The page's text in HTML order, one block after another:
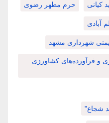
کیانی حرم مطهر رضوی
آبادی
شهرداری مشهد
و فرآورده‌های کشاورزی
شجاع"